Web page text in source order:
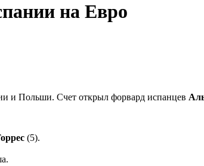
на Евро
и Польши. Счет открыл форвард испанцев
(5).